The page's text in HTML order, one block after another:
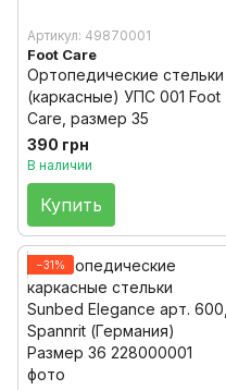
Артикул: 49870001
Foot Care
Ортопедические стельки
(каркасные) УПС 001 Foot
Care, размер 35
390 грн
В наличии
Купить
−31%